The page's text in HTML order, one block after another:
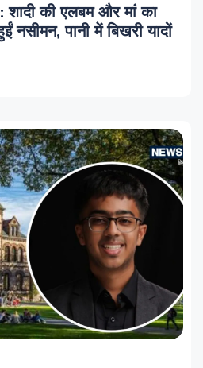
की एलबम और मां का
पानी में बिखरी यादों